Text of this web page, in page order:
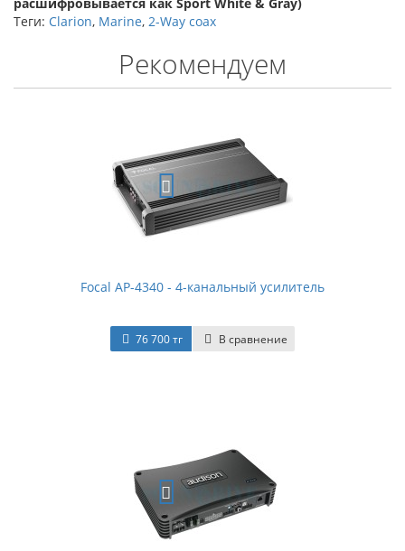
Теги: Clarion, Marine, 2-Way coax
Рекомендуем
Focal AP-4340 - 4-канальный усилитель
76 700 тг В сравнение